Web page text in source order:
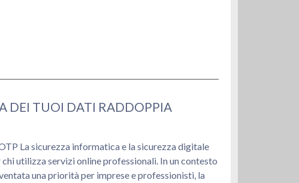
DEI TUOI DATI RADDOPPIA
digitale
utilizza servizi online professionali. In un contesto
una priorità per imprese e professionisti, la